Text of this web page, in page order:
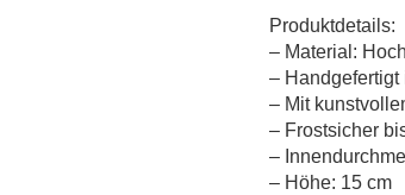
Produktdetails:
– Material:
–
– Mit
– Frostsicher
–
– Höhe: 15 cm